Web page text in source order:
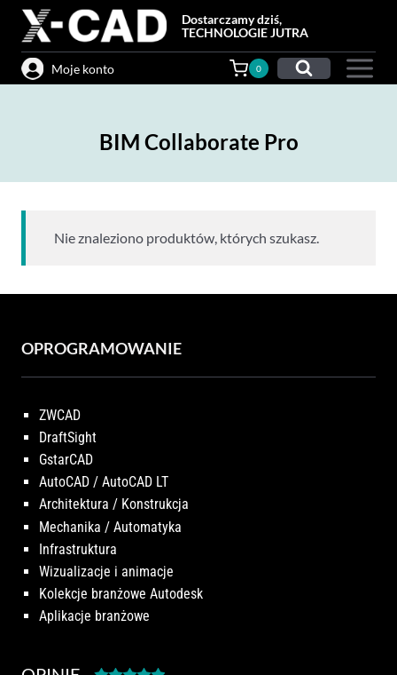
Przejdź
treści
Dostarczamy dziś,
TECHNOLOGIE JUTRA
Moje konto 0
BIM Collaborate Pro
Nie znaleziono produktów, których szukasz.
OPROGRAMOWANIE
ZWCAD
DraftSight
GstarCAD
AutoCAD / AutoCAD LT
Architektura / Konstrukcja
Mechanika / Automatyka
Infrastruktura
Wizualizacje i animacje
Kolekcje branżowe Autodesk
Aplikacje branżowe